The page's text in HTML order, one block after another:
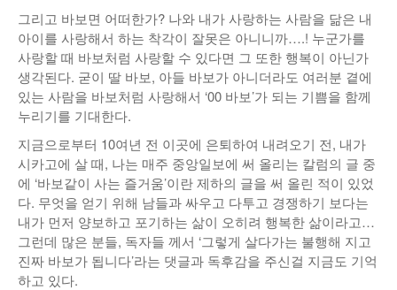
그리고 바보면 어떠한가? 나와 내가 사랑하는 사람을 닮은 내
아이를 사랑해서 하는 착각이 잘못은 아니니까….! 누군가를
사랑할 때 바보처럼 사랑할 수 있다면 그 또한 행복이 아닌가
생각된다. 굳이 딸 바보, 아들 바보가 아니더라도 여러분 곁에
있는 사람을 바보처럼 사랑해서 ‘00 바보’가 되는 기쁨을 함께
누리기를 기대한다.
지금으로부터 10여년 전 이곳에 은퇴하여 내려오기 전, 내가
시카고에 살 때, 나는 매주 중앙일보에 써 올리는 칼럼의 글 중
에 ‘바보같이 사는 즐거움’이란 제하의 글을 써 올린 적이 있었
다. 무엇을 얻기 위해 남들과 싸우고 다투고 경쟁하기 보다는
내가 먼저 양보하고 포기하는 삶이 오히려 행복한 삶이라고…
그런데 많은 분들, 독자들 께서 ‘그렇게 살다가는 불행해 지고
진짜 바보가 됩니다’라는 댓글과 독후감을 주신걸 지금도 기억
하고 있다.